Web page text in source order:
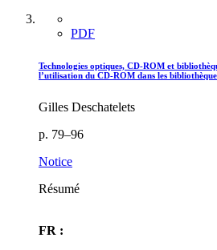
PDF
Technologies optiques, CD-ROM et
l’utilisation du CD-ROM dans les
Gilles Deschatelets
p. 79–96
Notice
Résumé
FR :